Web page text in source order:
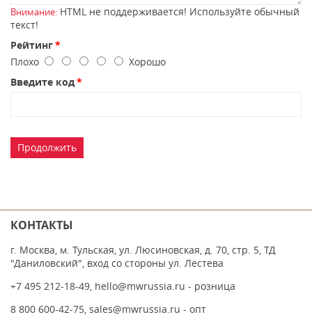
Внимание: HTML не поддерживается! Используйте обычный
текст!
Рейтинг
Плохо
Хорошо
Введите код
Продолжить
КОНТАКТЫ
г. Москва, м. Тульская, ул. Люсиновская, д. 70, стр. 5, ТД
"Даниловский", вход со стороны ул. Лестева
+7 495 212-18-49, hello@mwrussia.ru - розница
8 800 600-42-75, sales@mwrussia.ru - опт